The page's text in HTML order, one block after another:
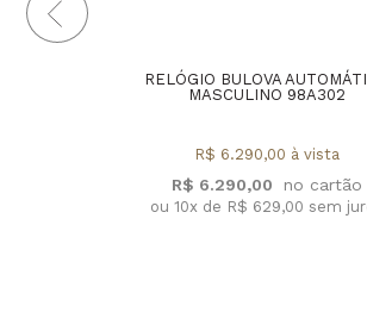
RELÓGIO BULOVA
MASCULINO 98A302
R$ 6.290,00
R$ 6.290,00 à vista
ou 10x de R$ 629,00 sem